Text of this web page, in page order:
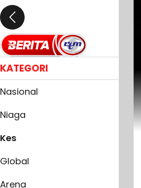
KATEGORI
Nasional
Niaga
Kes
Global
Arena